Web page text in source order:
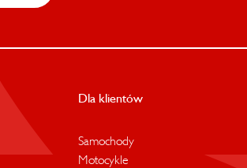
Dla klientów
Samochody
Motocykle